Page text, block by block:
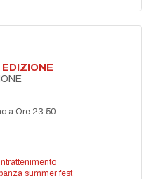
EDIZIONE
a Ore 23:50
Intrattenimento
summer fest